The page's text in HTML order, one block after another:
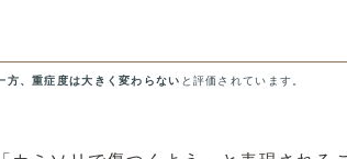
方、重症度は大きく変わらない と評価されています。